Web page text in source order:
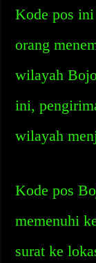
Kode pos
orang
wilayah
ini,
wilayah
Kode pos
memenuhi
surat ke